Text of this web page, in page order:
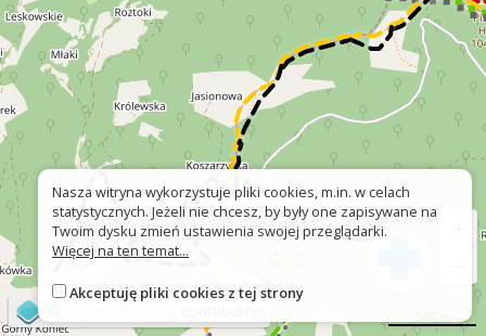
Nasza witryna wykorzystuje pliki cookies, m.in. w celach
statystycznych. Jeżeli nie chcesz, by były one zapisywane na
Twoim dysku zmień ustawienia swojej przeglądarki.
Więcej na ten temat...
Akceptuję pliki cookies z tej strony